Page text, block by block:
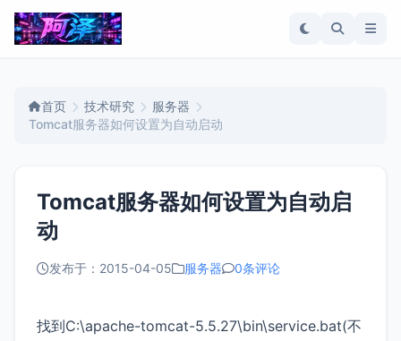
首页 技术研究
服务器
Tomcat服务器如何设置为自动启动
Tomcat服务器如何设置为自动启
动
发布于：2015-04-05 服务器 0条评论
找到C:\apache-tomcat-5.5.27\bin\service.bat(不